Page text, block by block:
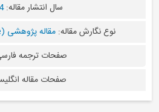
سال انتشار مقاله:2014
نوع نگارش مقاله:مقاله پژوهشی (Research Article)
صفحات ترجمه فارسی:16
صفحات مقاله انگلیسی:7